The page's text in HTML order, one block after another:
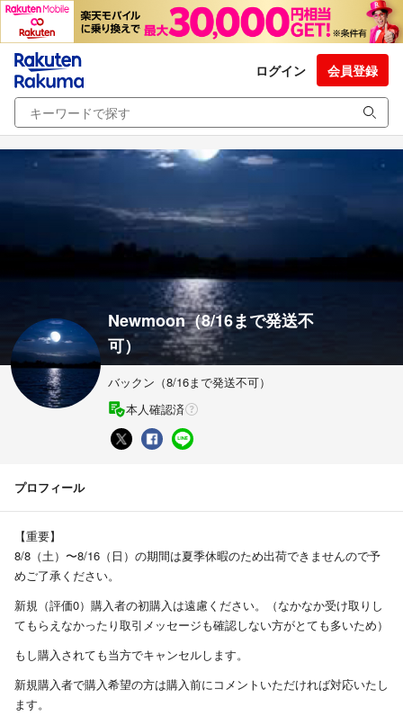
ログイン 会員登録
Newmoon（8/16まで発送不
可）
バックン（8/16まで発送不可）
本人確認済
プロフィール
【重要】
8/8（土）〜8/16（日）の期間は夏季休暇のため出荷できませんので予
めご了承ください。
新規（評価0）購入者の初購入は遠慮ください。（なかなか受け取りし
てもらえなかったり取引メッセージも確認しない方がとても多いため）
もし購入されても当方でキャンセルします。
新規購入者で購入希望の方は購入前にコメントいただければ対応いたし
ます。